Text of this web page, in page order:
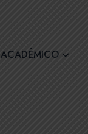
ACADÉMICO